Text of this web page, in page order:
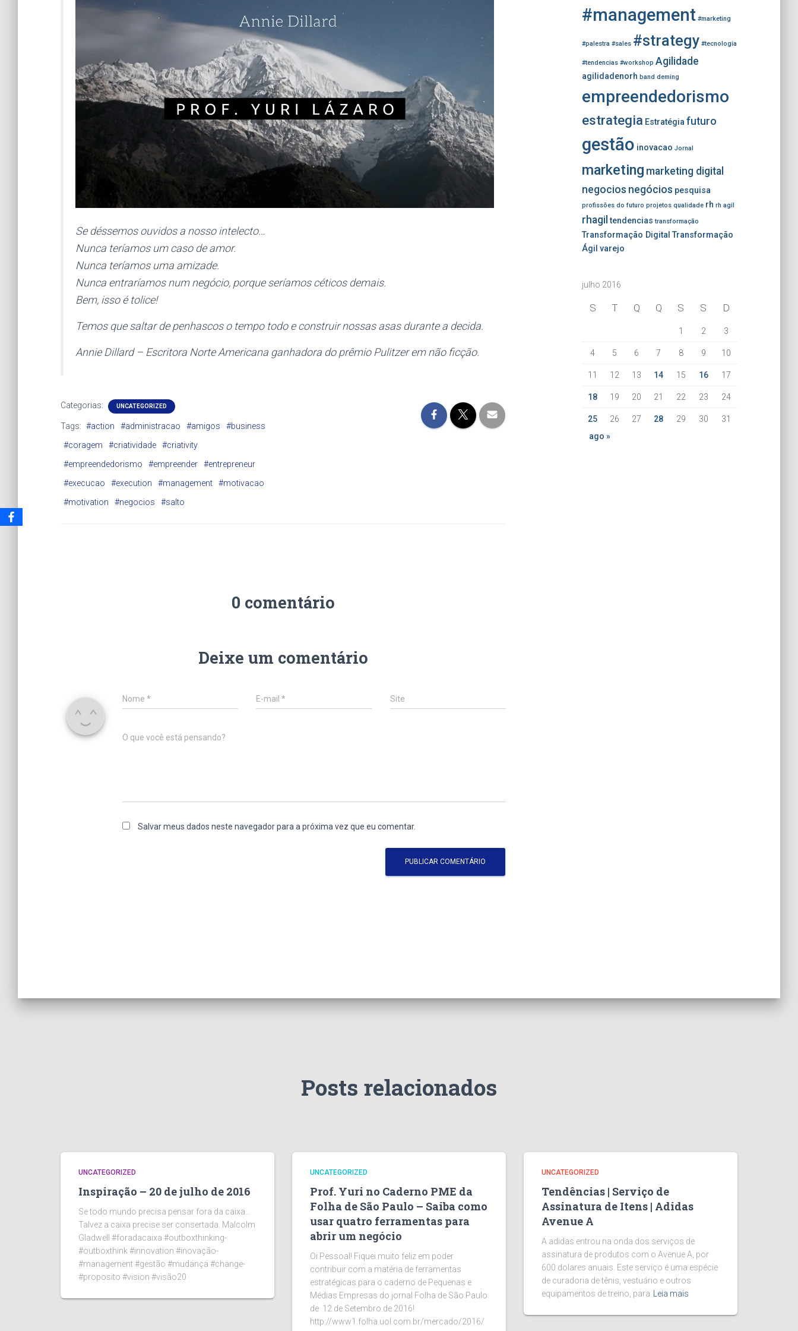
Se déssemos ouvidos a nosso intelecto…
Nunca teríamos um caso de amor.
Nunca teríamos uma amizade.
Nunca entraríamos num negócio, porque seríamos céticos demais.
Bem, isso é tolice!
Temos que saltar de penhascos o tempo todo e construir nossas asas durante a decida.
Annie Dillard – Escritora Norte Americana ganhadora do prêmio Pulitzer em não ficção.
Categorias: UNCATEGORIZED
Tags: #action #administracao #amigos
#business
#coragem
#criatividade
#criativity
#empreendedorismo
#empreender
#entrepreneur
#execucao
#execution #management
#motivacao
#motivation
#negocios #salto
0 comentário
Deixe um comentário
Nome * E-mail* Site
O que você está pensando?
Salvar meus dados neste navegador para a próxima vez que eu comentar.
#management #marketing
#palestra #sales #strategy #tecnologia
#tendencias #workshop Agilidade
agilidadenorh band deming
empreendedorismo
estrategia Estratégia futuro
gestão inovacao Jornal
marketing marketing digital
negocios negócios pesquisa
profissões do futuro projetos qualidade rh rh agil
rhagil tendencias transformação
Transformação Digital Transformação
Ágil varejo
julho 2016
S T Q Q S S D
1 2 3
4 5 6 7 8 9 10
11 12 13 14 15 16 17
18 19 20 21 22 23 24
25 26 27 28 29 30
31
ago »
Posts relacionados
UNCATEGORIZED
Inspiração – 20 de julho de 2016
Se todo mundo precisa­ pensar fora da caixa­…
Talvez a caixa prec­ise ser consertada. Malcolm
Gladwell­ #foradacaixa­ #outboxthinking­
#outboxthink­ #innovation­ #inovação­
#management­ #gestão­ #mudança­ #change­
#proposito­ #vision­ #visão­20
UNCATEGORIZED
Prof. Yuri no Caderno PME da
Folha de São Paulo – Saiba como
usar quatro ferramentas para
abrir um negócio
Oi Pessoal! Fiquei muito feliz em poder
contribuir com a matéria de ferramentas
estratégicas para o caderno de Pequenas e
Médias Empresas do jornal Folha de São Paulo
de 12 de Setembro de 2016!
http://www1.folha.uol.com.br/mercado/2016/
UNCATEGORIZED
Tendências | Serviço de
Assinatura de Itens | Adidas
Avenue A
A adidas entrou na onda dos serviços de
assinatura de produtos com o Avenue A, por
600 dolares anuais. Este serviço é uma espécie
de curadoria de tênis, vestuário e outros
equipamentos de treino, para
Leia mais